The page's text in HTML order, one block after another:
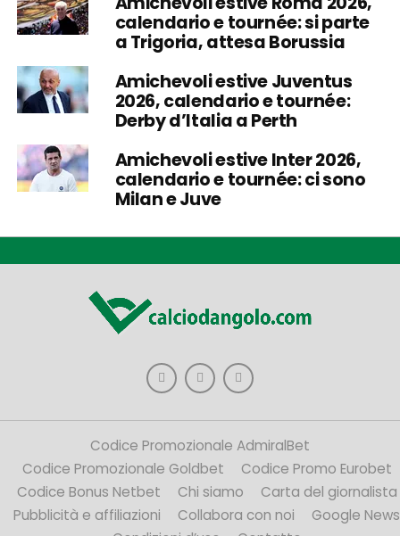
calendario e tournée: si parte
a Trigoria, attesa Borussia
Amichevoli estive Juventus
2026, calendario e tournée:
Derby d’Italia a Perth
Amichevoli estive Inter 2026,
calendario e tournée: ci sono
Milan e Juve
Codice Promozionale AdmiralBet
Codice Promozionale Goldbet
Codice Promo Eurobet
Codice Bonus Netbet
Chi siamo
Carta del giornalista
Pubblicità e affiliazioni
Collabora con noi
Google News